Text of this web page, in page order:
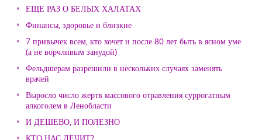
ЕЩЕ РАЗ О БЕЛЫХ ХАЛАТАХ
Финансы, здоровье и близкие
7 привычек всем, кто хочет и после 80 лет быть в ясном уме
(а не ворчливым занудой)
Фельдшерам разрешили в нескольких случаях заменять
врачей
Выросло число жертв массового отравления суррогатным
алкоголем в Ленобласти
И ДЕШЕВО, И ПОЛЕЗНО